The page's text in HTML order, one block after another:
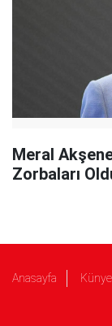
Meral
Zorbaları
Anasayfa Künye